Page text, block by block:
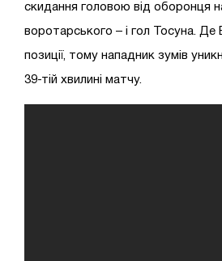
скидання головою від оборонця
воротарського – і гол Тосуна. Де
позиції, тому нападник зумів
39-тій хвилині матчу.